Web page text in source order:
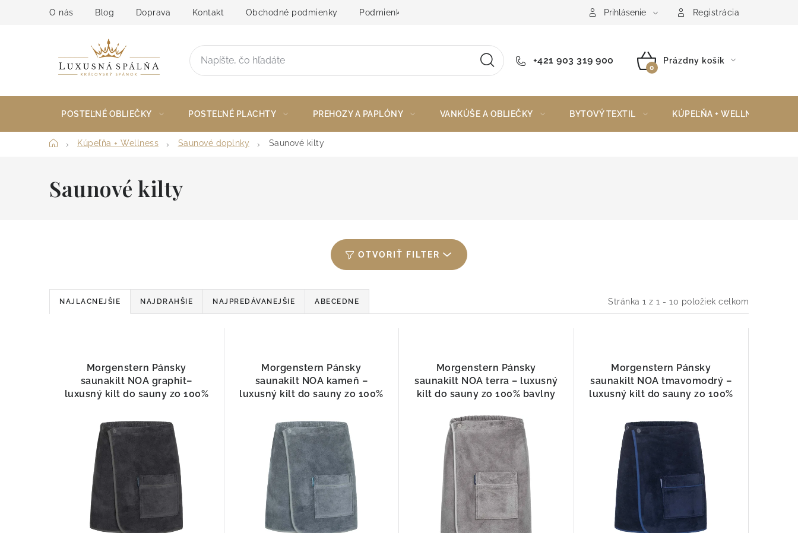
O nás Blog Doprava Kontakt Obchodné podmienky Podmienky ochrany osobných údajov Reklamačný poriadok Vrátenie tovaru
Prihlásenie Registrácia
+421 903 319 900
NÁKUPNÝ
Prázdny košík
POSTEĽNÉ OBLIEČKY POSTEĽNÉ PLACHTY PREHOZY A PAPLÓNY VANKÚŠE A OBLIEČKY BYTOVÝ TEXTIL KÚPEĽŇA + WELLNESS
DomovKúpeľňa + Wellness Saunové doplnky Saunové kilty
Saunové kilty
OTVORIŤ FILTER
Stránka 1 z 1 - 10 položiek celkom
R
a
NAJLACNEJŠIE NAJDRAHŠIE NAJPREDÁVANEJŠIE ABECEDNE
Morgenstern Pánsky
saunakilt NOA graphit–
luxusný kilt do sauny zo 100%
Morgenstern Pánsky
saunakilt NOA kameň –
luxusný kilt do sauny zo 100%
Morgenstern Pánsky
saunakilt NOA terra – luxusný
kilt do sauny zo 100% bavlny
Morgenstern Pánsky
saunakilt NOA tmavomodrý –
luxusný kilt do sauny zo 100%